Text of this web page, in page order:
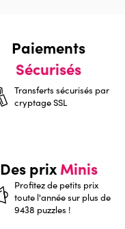
Paiements
Sécurisés
Transferts sécurisés par
cryptage SSL
Des prixMinis
Profitez de petits prix
toute l'année sur plus de
9438 puzzles !